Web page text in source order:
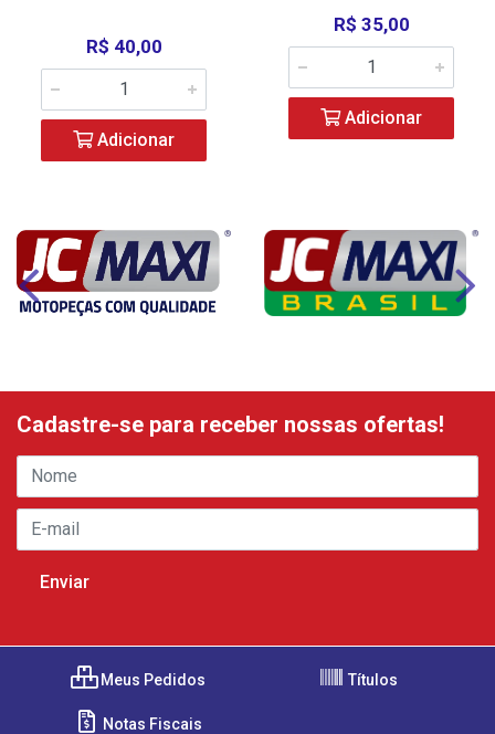
R$ 40,00
Adicionar
R$ 35,00
Adicionar
Cadastre-se para receber nossas ofertas!
Meus Pedidos Títulos
Notas Fiscais